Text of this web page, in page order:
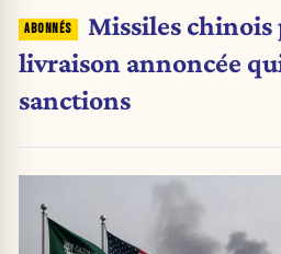
Missiles chinois
livraison annoncée
sanctions